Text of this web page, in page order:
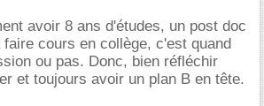
avoir 8 ans d'études, un post doc
cours en collège, c'est quand
ou pas. Donc, bien réfléchir
et toujours avoir un plan B en tête.